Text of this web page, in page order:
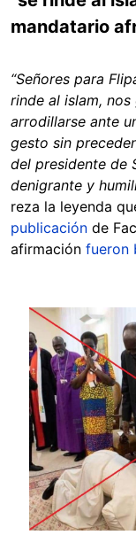
mandatario
“Señores para
rinde al islam,
arrodillarse ante
gesto sin
del presidente de
denigrante y
reza la leyenda
publicación de
afirmación fueron
Image